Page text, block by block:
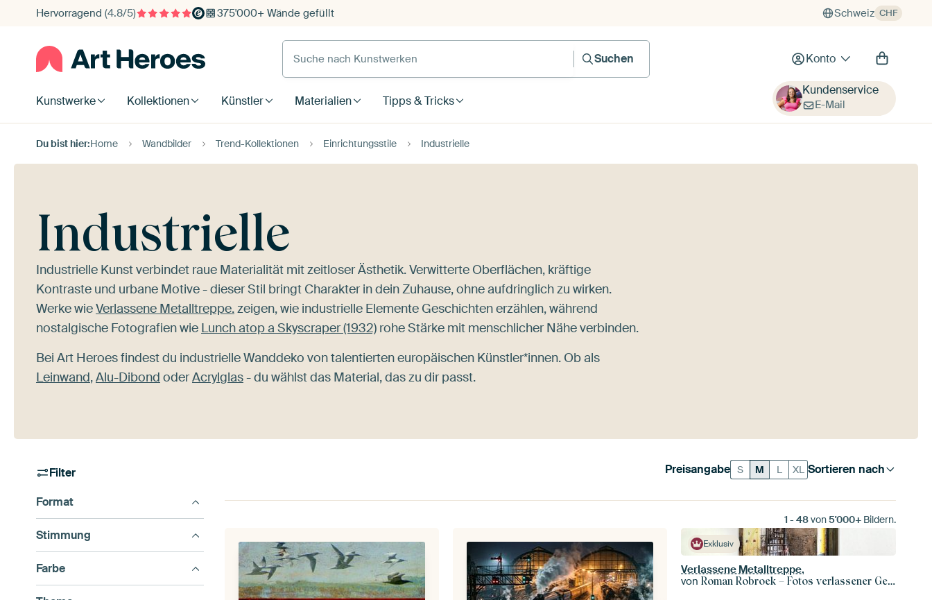
Hervorragend (4.8/5) 375'000+ Wände gefüllt Schweiz CHF
Suche nach Kunstwerken
Suchen
Konto
Kunstwerke Kollektionen Künstler Materialien Tipps & Tricks
Kundenservice
E-Mail
Du bist hier:Home Wandbilder Trend-Kollektionen Einrichtungsstile Industrielle
Industrielle
Industrielle Kunst verbindet raue Materialität mit zeitloser Ästhetik. Verwitterte Oberflächen, kräftige
Kontraste und urbane Motive - dieser Stil bringt Charakter in dein Zuhause, ohne aufdringlich zu wirken.
Werke wieVerlassene Metalltreppe.zeigen, wie industrielle Elemente Geschichten erzählen, während
nostalgische Fotografien wie Lunch atop a Skyscraper (1932) rohe Stärke mit menschlicher Nähe verbinden.
Bei Art Heroes findest du industrielle Wanddeko von talentierten europäischen Künstler*innen. Ob als
Leinwand,Alu-Dibond oderAcrylglas- du wählst das Material, das zu dir passt.
Filter
Format
Stimmung
Farbe
Sortieren nach
Preisangabe S M L XL
1 - 48von5'000+Bildern.
Exklusiv
Verlassene Metalltreppe.
vonRoman Robroek – Fotos verlassener Gebäude